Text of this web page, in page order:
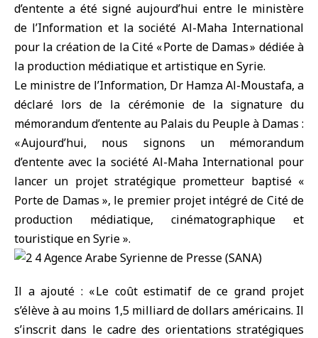
d’entente a été signé aujourd’hui entre le ministère
de l’Information et la société Al-Maha International
pour la création de la Cité « Porte de Damas » dédiée à
la production médiatique et artistique en Syrie.
Le ministre de l’Information, Dr Hamza Al-Moustafa, a
déclaré lors de la cérémonie de la signature du
mémorandum d’entente au Palais du Peuple à Damas :
« Aujourd’hui, nous signons un mémorandum
d’entente avec la société Al-Maha International pour
lancer un projet stratégique prometteur baptisé «
Porte de Damas », le premier projet intégré de Cité de
production médiatique, cinématographique et
touristique en Syrie ».
Il a ajouté : « Le coût estimatif de ce grand projet
s’élève à au moins 1,5 milliard de dollars américains. Il
s’inscrit dans le cadre des orientations stratégiques